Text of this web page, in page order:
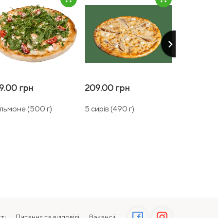
keyboard_arrow_right
грн
(500 г)
209.00 грн
5 сирів (490 г)